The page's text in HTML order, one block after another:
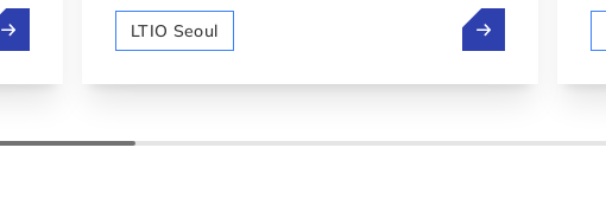
신 생태계에 대한 투자: 전략적 선택
LTIO Seoul 스페이스맵: 교